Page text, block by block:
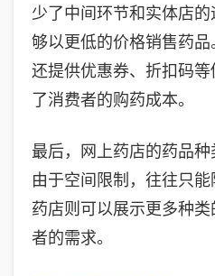
少了中间环节和实体店
够以更低的价格销售药
还提供优惠券、折扣码
了消费者的购药成本。
最后，网上药店的药品
由于空间限制，往往只
药店则可以展示更多种
者的需求。